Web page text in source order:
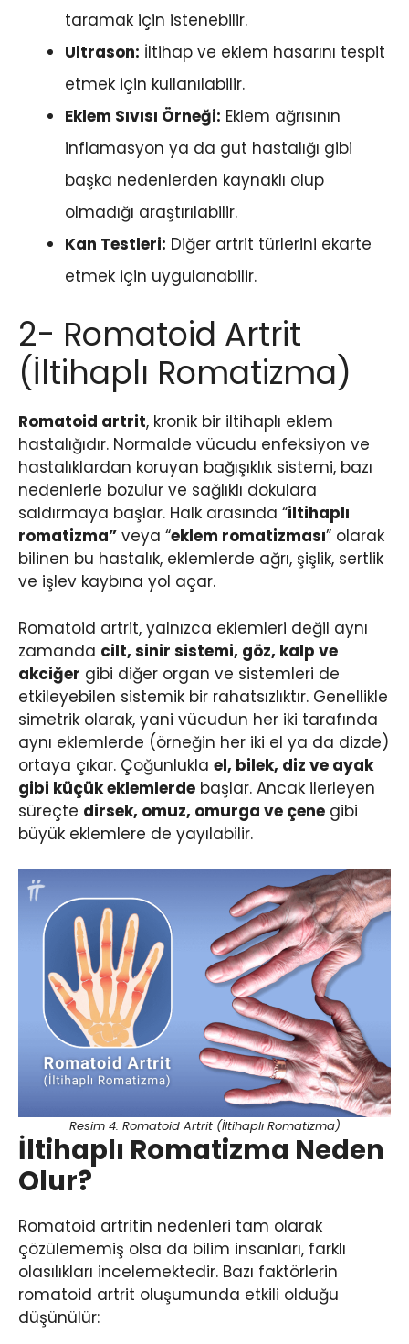
taramak için istenebilir.
Ultrason: İltihap ve eklem hasarını tespit
etmek için kullanılabilir.
Eklem Sıvısı Örneği: Eklem ağrısının
inflamasyon ya da gut hastalığı gibi
başka nedenlerden kaynaklı olup
olmadığı araştırılabilir.
Kan Testleri: Diğer artrit türlerini ekarte
etmek için uygulanabilir.
2- Romatoid Artrit
(İltihaplı Romatizma)
Romatoid artrit, kronik bir iltihaplı eklem
hastalığıdır. Normalde vücudu enfeksiyon ve
hastalıklardan koruyan bağışıklık sistemi, bazı
nedenlerle bozulur ve sağlıklı dokulara
saldırmaya başlar. Halk arasında “iltihaplı
romatizma” veya “eklem romatizması” olarak
bilinen bu hastalık, eklemlerde ağrı, şişlik, sertlik
ve işlev kaybına yol açar.
Romatoid artrit, yalnızca eklemleri değil aynı
zamanda cilt, sinir sistemi, göz, kalp ve
akciğer gibi diğer organ ve sistemleri de
etkileyebilen sistemik bir rahatsızlıktır. Genellikle
simetrik olarak, yani vücudun her iki tarafında
aynı eklemlerde (örneğin her iki el ya da dizde)
ortaya çıkar. Çoğunlukla el, bilek, diz ve ayak
gibi küçük eklemlerde başlar. Ancak ilerleyen
süreçte dirsek, omuz, omurga ve çene gibi
büyük eklemlere de yayılabilir.
Resim 4. Romatoid Artrit (İltihaplı Romatizma)
İltihaplı Romatizma Neden
Olur?
Romatoid artritin nedenleri tam olarak
çözülememiş olsa da bilim insanları, farklı
olasılıkları incelemektedir. Bazı faktörlerin
romatoid artrit oluşumunda etkili olduğu
düşünülür: